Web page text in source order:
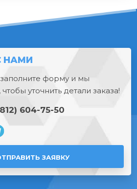
НАМИ
форму и мы
уточнить детали заказа!
604-75-50
ЗАЯВКУ